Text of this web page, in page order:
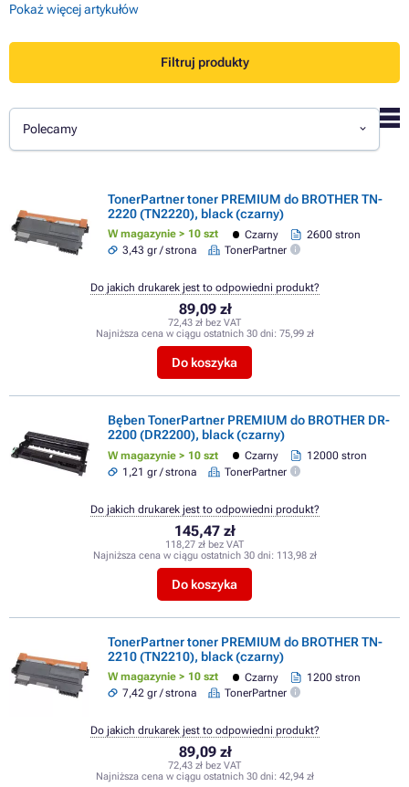
Pokaż więcej artykułów
Filtruj produkty
Polecamy
TonerPartner toner PREMIUM do BROTHER TN-
2220 (TN2220), black (czarny)
W magazynie > 10 szt Czarny
2600 stron
3,43 gr / strona
TonerPartner
89,09 zł
72,43 zł bez VAT
Najniższa cena w ciągu ostatnich 30 dni: 75,99 zł
Do koszyka
Do jakich drukarek jest to odpowiedni produkt?
Bęben TonerPartner PREMIUM do BROTHER DR-
2200 (DR2200), black (czarny)
W magazynie > 10 szt Czarny
12000 stron
1,21 gr / strona
TonerPartner
145,47 zł
118,27 zł bez VAT
Najniższa cena w ciągu ostatnich 30 dni: 113,98 zł
Do koszyka
Do jakich drukarek jest to odpowiedni produkt?
TonerPartner toner PREMIUM do BROTHER TN-
2210 (TN2210), black (czarny)
W magazynie > 10 szt Czarny
1200 stron
7,42 gr / strona
TonerPartner
89,09 zł
72,43 zł bez VAT
Najniższa cena w ciągu ostatnich 30 dni: 42,94 zł
Do jakich drukarek jest to odpowiedni produkt?